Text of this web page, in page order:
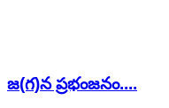
జ(గ)న ప్రభంజనం....